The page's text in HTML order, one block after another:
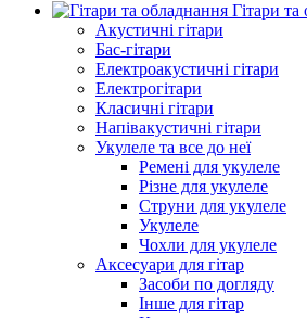
Гітари
Акустичні гітари
Бас-гітари
Електроакустичні гітари
Електрогітари
Класичні гітари
Напівакустичні гітари
Укулеле та все до неї
Ремені для укулеле
Різне для укулеле
Струни для укулеле
Укулеле
Чохли для укулеле
Аксесуари для гітар
Засоби по догляду
Інше для гітар